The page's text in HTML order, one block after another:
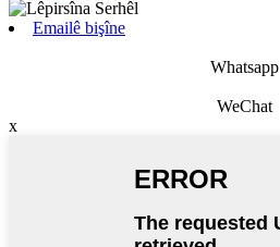
Emailê bişîne
Whatsapp
WeChat
x